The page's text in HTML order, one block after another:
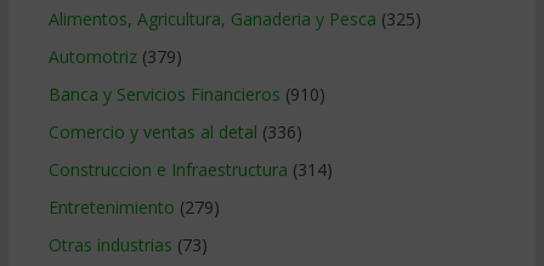
Alimentos, Agricultura, Ganaderia y Pesca (325)
Automotriz(379)
Banca y Servicios Financieros (910)
Comercio y ventas al detal (336)
Construccion e Infraestructura (314)
Entretenimiento (279)
Otras industrias (73)